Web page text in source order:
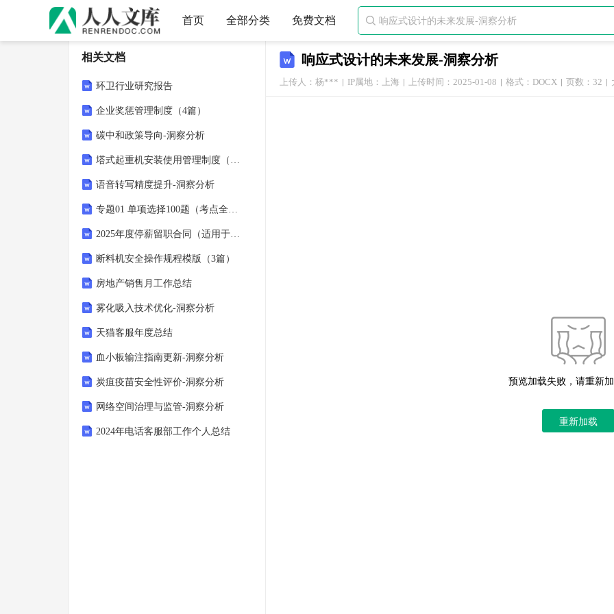
首页 全部分类 免费文档 
响应式设计的未来发展-洞察分析
上传人：杨*** IP属地：上海 上传时间：2025-01-08 格式：DOCX 页数：32
预览加载失败，请重新
重新加载
相关文档
环卫行业研究报告
企业奖惩管理制度（4篇）
碳中和政策导向-洞察分析
塔式起重机安装使用管理制度（4篇）
语音转写精度提升-洞察分析
专题01 单项选择100题（考点全囊括）- 2022-2023学年八年级英语下册期末复习挑战满分系列（人教新目标）（解析版）
2025年度停薪留职合同（适用于离职创业人员）3篇
断料机安全操作规程模版（3篇）
房地产销售月工作总结
雾化吸入技术优化-洞察分析
天猫客服年度总结
血小板输注指南更新-洞察分析
炭疽疫苗安全性评价-洞察分析
网络空间治理与监管-洞察分析
2024年电话客服部工作个人总结